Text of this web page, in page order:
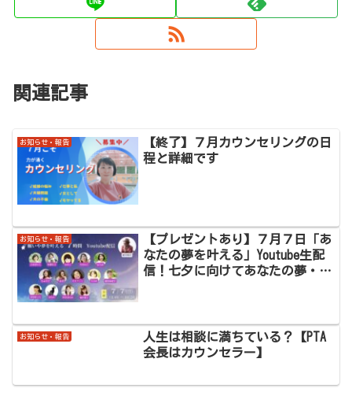
関連記事
お知らせ・報告
【終了】７月カウンセリングの日
程と詳細です
お知らせ・報告
【プレゼントあり】７月７日「あ
なたの夢を叶える」Youtube生配
信！七夕に向けてあなたの夢・願
お知らせ・報告
人生は相談に満ちている？【PTA
会長はカウンセラー】